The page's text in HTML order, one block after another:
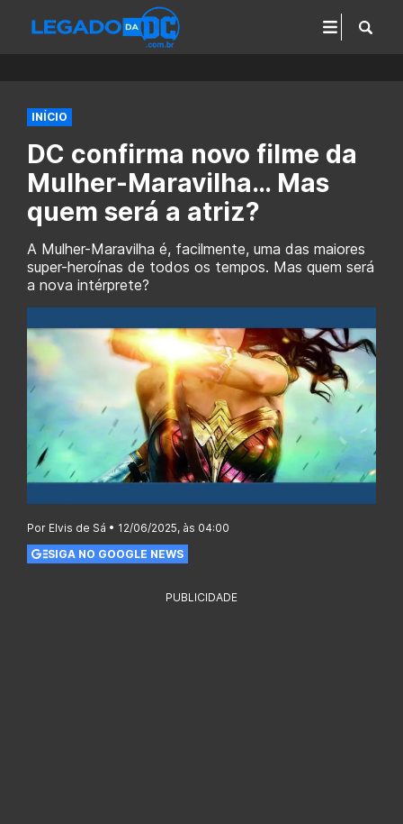
INÍCIO
DC confirma novo filme da
Mulher-Maravilha… Mas
quem será a atriz?
A Mulher-Maravilha é, facilmente, uma das maiores
super-heroínas de todos os tempos. Mas quem será
a nova intérprete?
Por Elvis de Sá • 12/06/2025, às 04:00
SIGA NO GOOGLE NEWS
PUBLICIDADE